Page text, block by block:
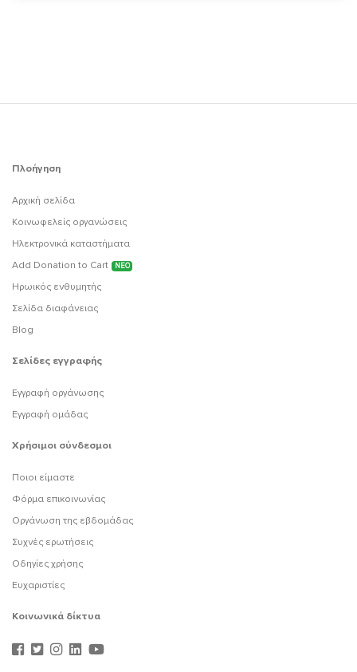
Πλοήγηση
Αρχική σελίδα
Κοινωφελείς οργανώσεις
Ηλεκτρονικά καταστήματα
Add Donation to Cart
ΝΕΟ
Ηρωικός ενθυμητής
Σελίδα διαφάνειας
Blog
Σελίδες εγγραφής
Εγγραφή οργάνωσης
Εγγραφή ομάδας
Χρήσιμοι σύνδεσμοι
Ποιοι είμαστε
Φόρμα επικοινωνίας
Οργάνωση της εβδομάδας
Συχνές ερωτήσεις
Οδηγίες χρήσης
Ευχαριστίες
Κοινωνικά δίκτυα